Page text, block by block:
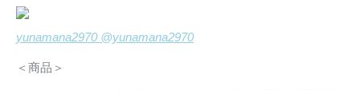
yunamana2970 @yunamana2970
＜商品＞